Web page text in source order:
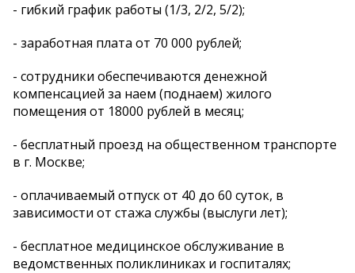
- гибкий график работы (1/3, 2/2, 5/2);
- заработная плата от 70 000 рублей;
- сотрудники обеспечиваются денежной
компенсацией за наем (поднаем) жилого
помещения от 18000 рублей в месяц;
- бесплатный проезд на общественном транспорте
в г. Москве;
- оплачиваемый отпуск от 40 до 60 суток, в
зависимости от стажа службы (выслуги лет);
- бесплатное медицинское обслуживание в
ведомственных поликлиниках и госпиталях;